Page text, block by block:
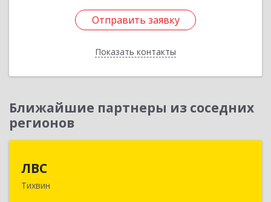
Отправить заявку
Показать контакты
Отправить заявку
Назад
Ближайшие партнеры из соседних
регионов
ЛВС
Тихвин187553, Ленинградская обл, Тихвинский р-н,